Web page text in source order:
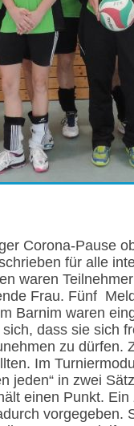
Corona-Pause
für alle
waren
Frau. Fünf
Barnim waren
dass sie sich
zu dürfen.
Im
jeden“ in zwei
einen Punkt. Ein
vorgegeben.